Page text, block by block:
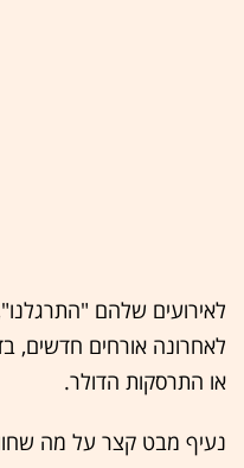
לאירועים שלהם
לאחרונה אורחים חדשים,
או התרסקות הדולר.
נעיף מבט קצר על מה